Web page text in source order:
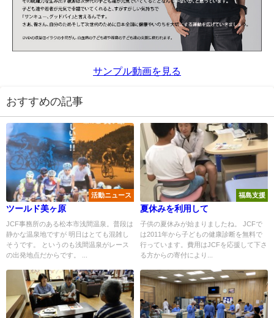
サンプル動画を見る
おすすめの記事
活動ニュース
ツールド美ヶ原
JCF事務所のある松本市浅間温泉。普段は
静かな温泉地ですが 明日はとても混雑し
そうです。 というのも浅間温泉がレース
の出発地点だからです。 ...
福島支援
夏休みを利用して
子供の夏休みが始まりましたね。 JCFで
は2011年から子どもの健康診断を無料で
行っています。費用はJCFを応援して下さ
る方からの寄付により...